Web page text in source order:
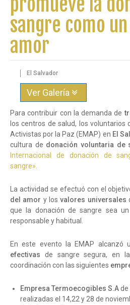
sangre como
amor
El Salvador
Ver Galería
Para contribuir con la demanda de
los centros de salud, los voluntarios
Activistas por la Paz (EMAP) en El
cultura de donación voluntaria de
Internacional de donación de
sangre».
La actividad se efectuó con el
del amor y losvalores universales
que la donación de sangre sea
responsable y habitual.
En este evento la EMAP alcanzó
efectivas de sangre segura, en
coordinación con las siguientes
Empresa Termoecogibles S.Ade
realizadas el 14,22 y 28 de